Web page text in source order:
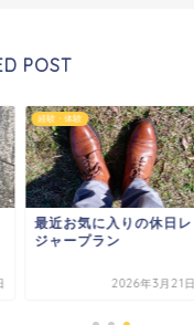
POST
経験・体験
最近お気に入りの休日レ
ジャープラン
2026年3月21日